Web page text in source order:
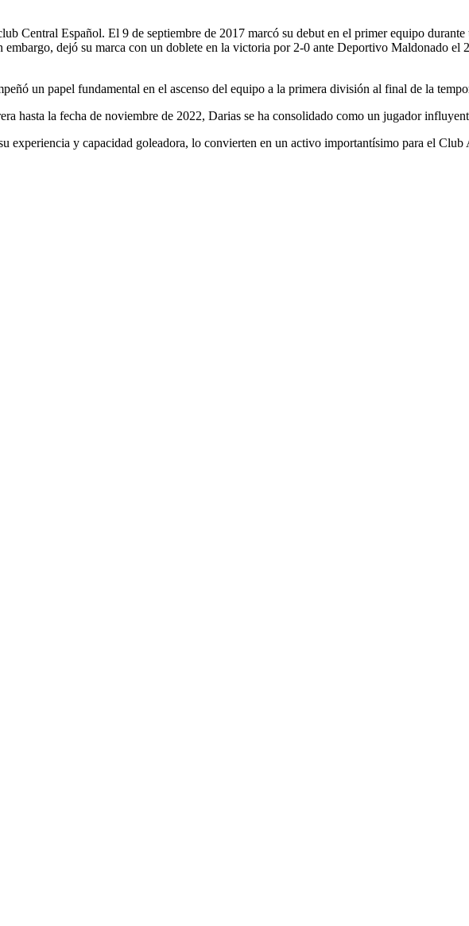
Central Español. El 9 de septiembre de 2017 marcó su debut en el primer equipo
dejó su marca con un doblete en la victoria por 2-0 ante Deportivo Maldonado el
un papel fundamental en el ascenso del equipo a la primera división al final de la
hasta la fecha de noviembre de 2022, Darias se ha consolidado como un jugador
experiencia y capacidad goleadora, lo convierten en un activo importantísimo para el